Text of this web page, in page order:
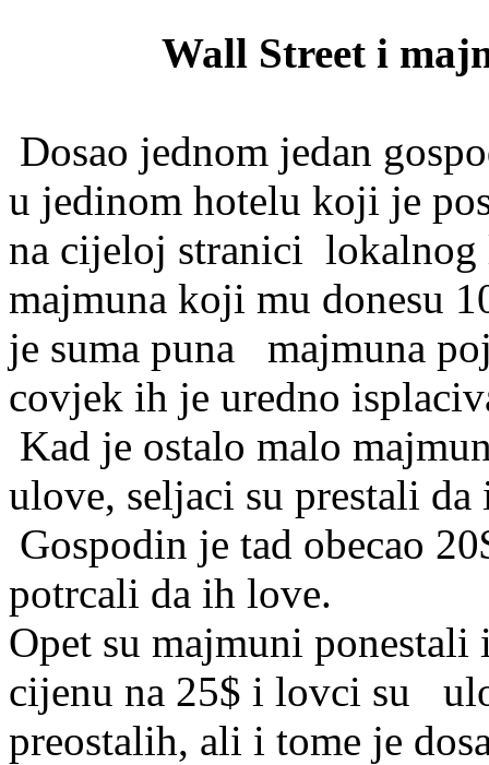
Wall Street i
Dosao jednom jedan
u jedinom hotelu koji je
na cijeloj stranici lokalnog
majmuna koji mu donesu
je suma puna majmuna
covjek ih je uredno
Kad je ostalo malo
ulove, seljaci su prestali
Gospodin je tad obecao
potrcali da ih love.
Opet su majmuni ponestali
cijenu na 25$ i lovci su
preostalih, ali i tome je